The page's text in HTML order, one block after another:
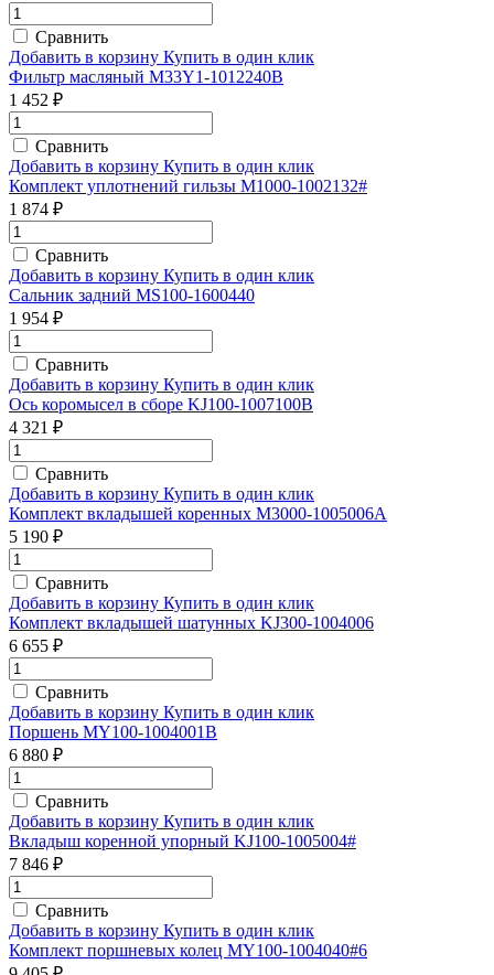
Сравнить
Добавить в корзину Купить в один клик
Фильтр масляный M33Y1-1012240B
1 452 ₽
Сравнить
Добавить в корзину Купить в один клик
Комплект уплотнений гильзы M1000-1002132#
1 874 ₽
Сравнить
Добавить в корзину Купить в один клик
Сальник задний MS100-1600440
1 954 ₽
Сравнить
Добавить в корзину Купить в один клик
Ось коромысел в сборе KJ100-1007100B
4 321 ₽
Сравнить
Добавить в корзину Купить в один клик
Комплект вкладышей коренных M3000-1005006A
5 190 ₽
Сравнить
Добавить в корзину Купить в один клик
Комплект вкладышей шатунных KJ300-1004006
6 655 ₽
Сравнить
Добавить в корзину Купить в один клик
Поршень MY100-1004001B
6 880 ₽
Сравнить
Добавить в корзину Купить в один клик
Вкладыш коренной упорный KJ100-1005004#
7 846 ₽
Сравнить
Добавить в корзину Купить в один клик
Комплект поршневых колец MY100-1004040#6